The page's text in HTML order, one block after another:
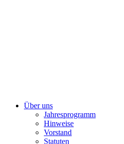
Über uns
Jahresprogramm
Hinweise
Vorstand
Statuten